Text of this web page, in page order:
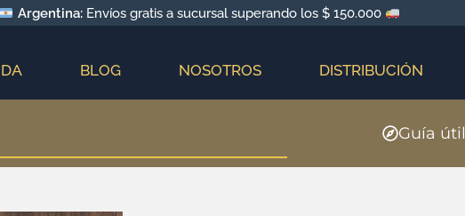
Argentina:Envíos gratis a sucursal superando los $ 150.000
BLOG NOSOTROS DISTRIBUCIÓN
Guía útil